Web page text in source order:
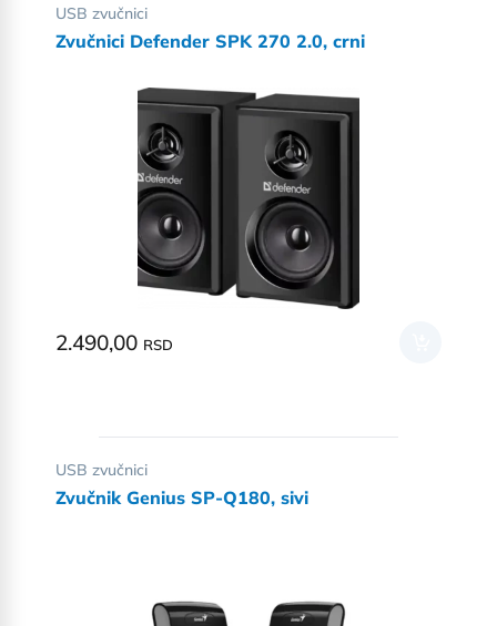
USB zvučnici
Zvučnici Defender SPK 270 2.0, crni
2.490,00 RSD
USB zvučnici
Zvučnik Genius SP-Q180, sivi